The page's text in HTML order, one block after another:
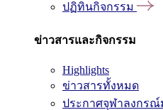
ปฏิทินกิจกรรม
ข่าวสารและกิจกรรม
Highlights
ข่าวสารทั้งหมด
ประกาศจุฬาลงกรณ์